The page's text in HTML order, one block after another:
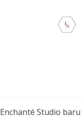
Enchanté Studio